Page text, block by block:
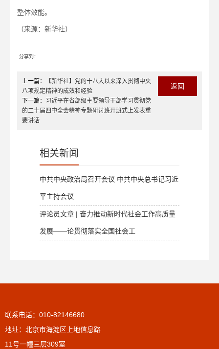
整体效能。
（来源：新华社）
分享到：
上一篇：
【新华社】党的十八大以来深入贯彻中央
八项规定精神的成效和经验
下一篇： 习近平在省部级主要领导干部学习贯彻党
的二十届四中全会精神专题研讨班开班式上发表重
要讲话
返回
相关新闻
中共中央政治局召开会议 中共中央总书记习近
平主持会议
评论员文章 | 奋力推动新时代社会工作高质量
发展——论贯彻落实全国社会工
联系电话：010-82146680
地址：北京市海淀区上地信息路
11号一幢三层309室